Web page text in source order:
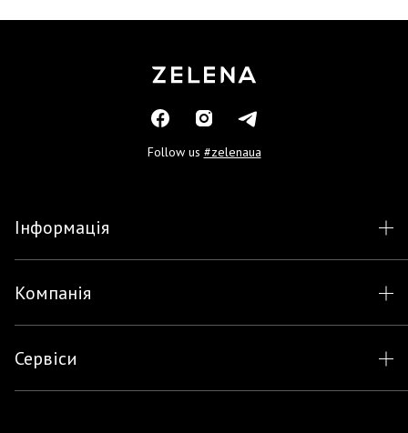
Follow us #zelenaua
Інформація
Компанія
Сервіси